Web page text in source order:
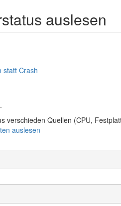
auslesen
statt Crash
verschieden Quellen (CPU,
auslesen